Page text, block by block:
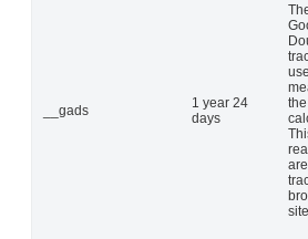
__gads
1 year 24
days